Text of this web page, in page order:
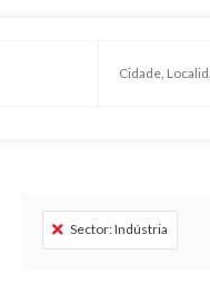
Sector: Indústria